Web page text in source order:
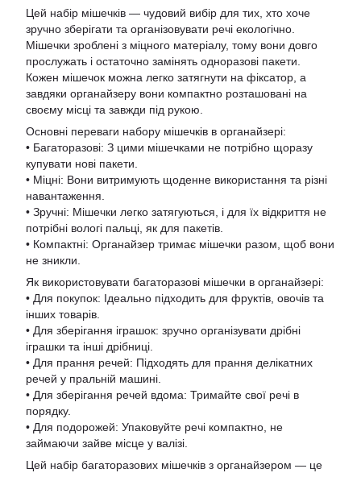
Цей набір мішечків — чудовий вибір для тих, хто хоче
зручно зберігати та організовувати речі екологічно.
Мішечки зроблені з міцного матеріалу, тому вони довго
прослужать і остаточно замінять одноразові пакети.
Кожен мішечок можна легко затягнути на фіксатор, а
завдяки органайзеру вони компактно розташовані на
своєму місці та завжди під рукою.
Основні переваги набору мішечків в органайзері:
• Багаторазові: З цими мішечками не потрібно щоразу
купувати нові пакети.
• Міцні: Вони витримують щоденне використання та різні
навантаження.
• Зручні: Мішечки легко затягуються, і для їх відкриття не
потрібні вологі пальці, як для пакетів.
• Компактні: Органайзер тримає мішечки разом, щоб вони
не зникли.
Як використовувати багаторазові мішечки в органайзері:
• Для покупок: Ідеально підходить для фруктів, овочів та
інших товарів.
• Для зберігання іграшок: зручно організувати дрібні
іграшки та інші дрібниці.
• Для прання речей: Підходять для прання делікатних
речей у пральній машині.
• Для зберігання речей вдома: Тримайте свої речі в
порядку.
• Для подорожей: Упаковуйте речі компактно, не
займаючи зайве місце у валізі.
Цей набір багаторазових мішечків з органайзером — це